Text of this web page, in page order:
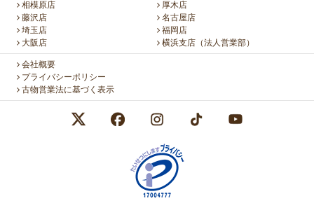
相模原店
厚木店
藤沢店
名古屋店
埼玉店
福岡店
大阪店
横浜支店（法人営業部）
会社概要
プライバシーポリシー
古物営業法に基づく表示